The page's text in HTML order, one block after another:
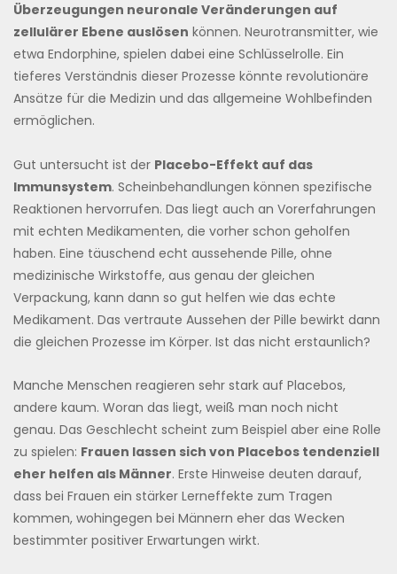
Überzeugungen neuronale Veränderungen auf
zellulärer Ebene auslösen können. Neurotransmitter, wie
etwa Endorphine, spielen dabei eine Schlüsselrolle. Ein
tieferes Verständnis dieser Prozesse könnte revolutionäre
Ansätze für die Medizin und das allgemeine Wohlbefinden
ermöglichen.
Gut untersucht ist der Placebo-Effekt auf das
Immunsystem. Scheinbehandlungen können spezifische
Reaktionen hervorrufen. Das liegt auch an Vorerfahrungen
mit echten Medikamenten, die vorher schon geholfen
haben. Eine täuschend echt aussehende Pille, ohne
medizinische Wirkstoffe, aus genau der gleichen
Verpackung, kann dann so gut helfen wie das echte
Medikament. Das vertraute Aussehen der Pille bewirkt dann
die gleichen Prozesse im Körper. Ist das nicht erstaunlich?
Manche Menschen reagieren sehr stark auf Placebos,
andere kaum. Woran das liegt, weiß man noch nicht
genau. Das Geschlecht scheint zum Beispiel aber eine Rolle
zu spielen: Frauen lassen sich von Placebos tendenziell
eher helfen als Männer. Erste Hinweise deuten darauf,
dass bei Frauen ein stärker Lerneffekte zum Tragen
kommen, wohingegen bei Männern eher das Wecken
bestimmter positiver Erwartungen wirkt.